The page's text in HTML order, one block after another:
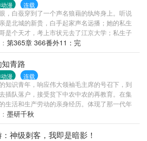
漫 连载
，白蔹穿到了一个声名狼藉的纨绔身上。听说
是北城的新贵，白手起家声名远播；她的私生
是个天才，考上市状元去了江京大学；私生子
隔壁国际班多才多艺的校花，温婉知礼；未婚
融贵公子，校园学神，没拿正眼看过她……而
是个毫不起眼智商不高的普通人，开局就被赶
家门。 白蔹：行吧，那她就好好学学习，努力
通人~众（迷之微笑脸）：……你最好是？ ？
到湘城的大小姐，没有背景，不学无术，人人
去踩上一脚……踩不动？ ？？？【人间独美懒
谁惹她就弄死谁疯批女主vs高贵冷艳散发逼王
商碾压在场所有人男主】ps：男女主都很苏立
学习，做好人。
第365章 366番外11：完
青路
漫 连载
知识青年，响应伟大领袖毛主席的号召下，到
插队落户，接受贫下中农中农的再教育。在集
生活和生产劳动的亲身经历。体现了那一代年
精神风貌。听党话，跟党走，愿为社会主义建
青春和力量。
墨研千秋
神级刺客，我即是暗影！